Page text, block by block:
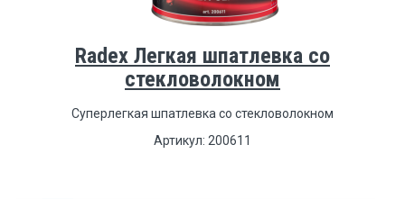
Radex Легкая шпатлевка со
стекловолокном
Суперлегкая шпатлевка со стекловолокном
Артикул: 200611